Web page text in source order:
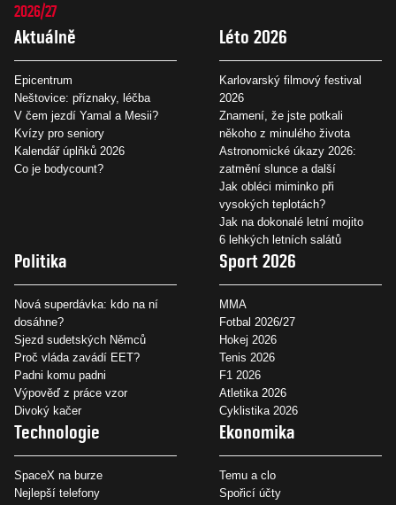
2026/27
Aktuálně
Epicentrum
Neštovice: příznaky, léčba
V čem jezdí Yamal a Mesii?
Kvízy pro seniory
Kalendář úplňků 2026
Co je bodycount?
Léto 2026
Karlovarský filmový festival
2026
Znamení, že jste potkali
někoho z minulého života
Astronomické úkazy 2026:
zatmění slunce a další
Jak obléci miminko při
vysokých teplotách?
Jak na dokonalé letní mojito
6 lehkých letních salátů
Politika
Nová superdávka: kdo na ní
dosáhne?
Sjezd sudetských Němců
Proč vláda zavádí EET?
Padni komu padni
Výpověď z práce vzor
Divoký kačer
Sport 2026
MMA
Fotbal 2026/27
Hokej 2026
Tenis 2026
F1 2026
Atletika 2026
Cyklistika 2026
Technologie
SpaceX na burze
Nejlepší telefony
Ekonomika
Temu a clo
Spořicí účty